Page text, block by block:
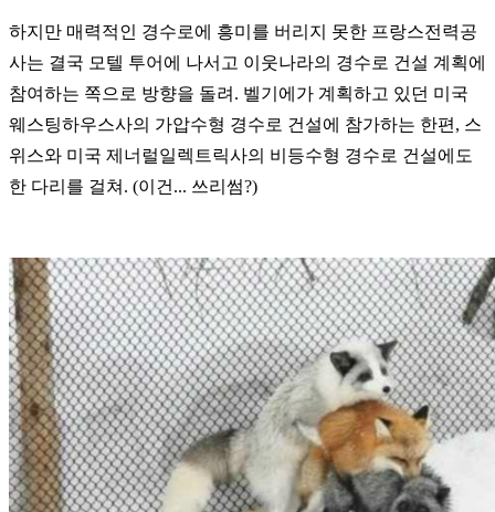
하지만 매력적인 경수로에 흥미를 버리지 못한 프랑스전력공
사는 결국 모텔 투어에 나서고 이웃나라의 경수로 건설 계획에
참여하는 쪽으로 방향을 돌려. 벨기에가 계획하고 있던 미국
웨스팅하우스사의 가압수형 경수로 건설에 참가하는 한편, 스
위스와 미국 제너럴일렉트릭사의 비등수형 경수로 건설에도
한 다리를 걸쳐. (이건... 쓰리썸?)